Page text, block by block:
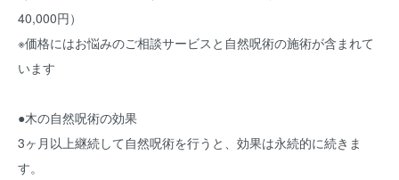
40,000円）
※価格にはお悩みのご相談サービスと自然呪術の施術が含まれて
います
●木の自然呪術の効果
3ヶ月以上継続して自然呪術を行うと、効果は永続的に続きま
す。